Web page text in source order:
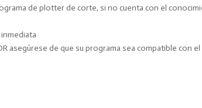
de plotter de corte, si no cuenta con el
asegúrese de que su programa sea compatible con